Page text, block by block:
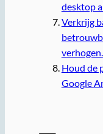
desktop
Verkrijg
verhogen.
Houd de
Google